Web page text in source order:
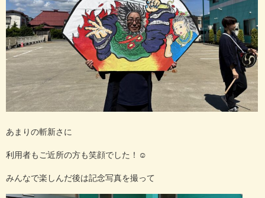
あまりの斬新さに
利用者もご近所の方も笑顔でした！☺
みんなで楽しんだ後は記念写真を撮って